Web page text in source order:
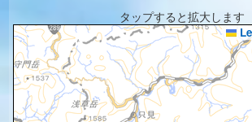
タップすると拡大します